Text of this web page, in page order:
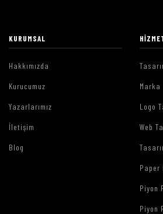
KURUMSAL
Hakkımızda
Kurucumuz
Yazarlarımız
İletişim
Blog
Marka
Logo
Web
Paper
Piyon
Piyon